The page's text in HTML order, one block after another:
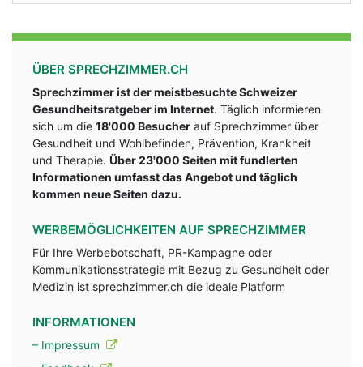
ÜBER SPRECHZIMMER.CH
Sprechzimmer ist der meistbesuchte Schweizer
Gesundheitsratgeber im Internet. Täglich informieren
sich um die 18'000 Besucher auf Sprechzimmer über
Gesundheit und Wohlbefinden, Prävention, Krankheit
und Therapie. Über 23'000 Seiten mit fundlerten
Informationen umfasst das Angebot und täglich
kommen neue Seiten dazu.
WERBEMÖGLICHKEITEN AUF SPRECHZIMMER
Für Ihre Werbebotschaft, PR-Kampagne oder
Kommunikationsstrategie mit Bezug zu Gesundheit oder
Medizin ist sprechzimmer.ch die ideale Platform
INFORMATIONEN
– Impressum